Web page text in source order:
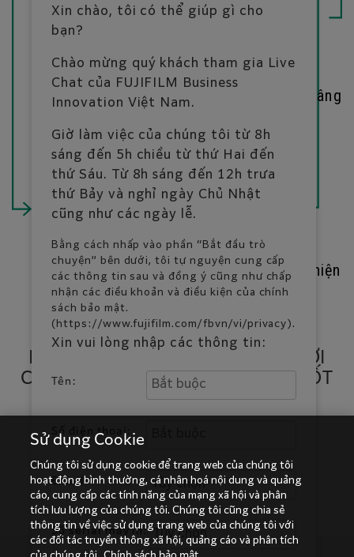
Tận dụng và quản lý dữ liệu đầu ra
và nội dung nhằm đảm bảo nâng
giao tiếp khách hàng
PHÂN PHỐI
Đưa ra các thông tin chiều sâu cải thiện
tầm nhìn của doanh nghiệp
PHÂN TÍCH
NHỮNG ĐIỀU NÀY TÍCH HỢP VỚI
CÁC HỆ THỐNG KINH DOANH CỐT
LỖI
ERP
SCM
MỤC KHÁC
Sử dụng Cookie
Chúng tôi sử dụng cookie để trang web của chúng tôi
hoạt động bình thường, cá nhân hoá nội dung và quảng
cáo, cung cấp các tính năng của mạng xã hội và phân
tích lưu lượng của chúng tôi. Chúng tôi cũng chia sẻ
thông tin về việc sử dụng trang web của chúng tôi với
các đối tác truyền thông xã hội, quảng cáo và phân tích
Xin chào, tôi có thể giúp gì cho
bạn?
Chào mừng quý khách tham gia Live
Chat của FUJIFILM Business
Innovation Việt Nam.
Giờ làm việc của chúng tôi từ 8h
sáng đến 5h chiều từ thứ Hai đến
thứ Sáu. Từ 8h sáng đến 12h trưa
thứ Bảy và nghỉ ngày Chủ Nhật
cũng như các ngày lễ.
Bằng cách nhấp vào phần “Bắt đầu trò
chuyện” bên dưới, tôi tự nguyện cung cấp
các thông tin sau và đồng ý cũng như chấp
nhận các điều khoản và điều kiện của chính
sách bảo mật.
(https://www.fujifilm.com/fbvn/vi/privacy).
Xin vui lòng nhập các thông tin:
Tên:
Số điện thoại:
Email:
Số serial máy in: